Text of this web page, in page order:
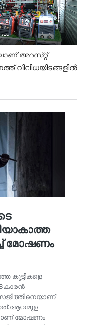
അറസ്‌റ്റ്.
വിവിധയിടങ്ങളിൽ